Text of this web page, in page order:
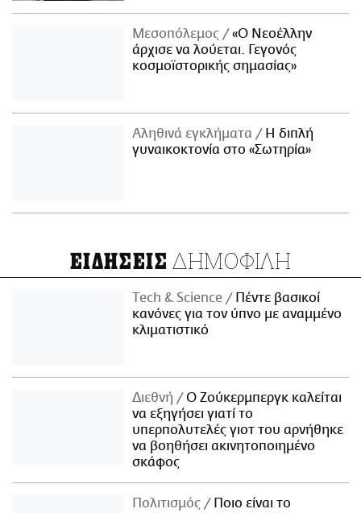
Μεσοπόλεμος
«Ο Νεοέλλην
άρχισε να λούεται. Γεγονός
κοσμοϊστορικής σημασίας»
Αληθινά εγκλήματα
Η διπλή
γυναικοκτονία στο «Σωτηρία»
ΕΙΔΗΣΕΙΣ ΔΗΜΟΦΙΛΗ
Τech & Science
Πέντε βασικοί
κανόνες για τον ύπνο με αναμμένο
κλιματιστικό
Διεθνή
Ο Ζούκερμπεργκ καλείται
να εξηγήσει γιατί το
υπερπολυτελές γιοτ του αρνήθηκε
να βοηθήσει ακινητοποιημένο
σκάφος
Πολιτισμός
Ποιο είναι το